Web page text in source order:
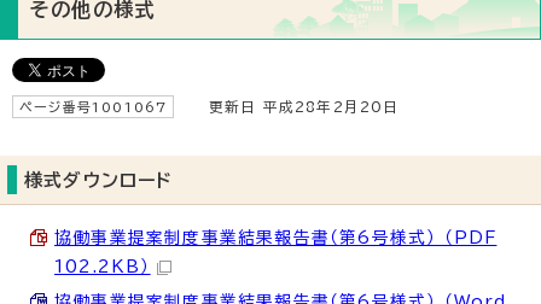
その他の様式
ページ番号1001067 更新日 平成28年2月20日
様式ダウンロード
協働事業提案制度事業結果報告書（第6号様式） （PDF
102.2KB）